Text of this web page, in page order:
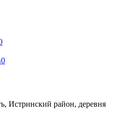
0
Истринский район, деревня